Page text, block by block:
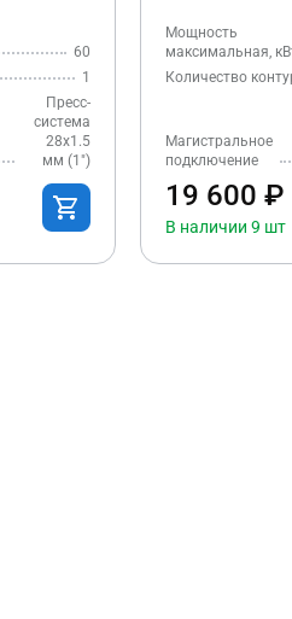
60
1
Пресс-
система
28x1.5
мм (1″)
Мощность
максимальная,
Количество
Магистральное
подключение
19 600 ₽
В наличии 9 шт